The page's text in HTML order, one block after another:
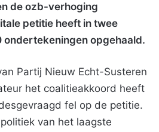
de ozb-verhoging
petitie heeft in twee
ondertekeningen opgehaald.
Partij Nieuw Echt-Susteren
het coalitieakkoord heeft
fel op de petitie.
van het laagste